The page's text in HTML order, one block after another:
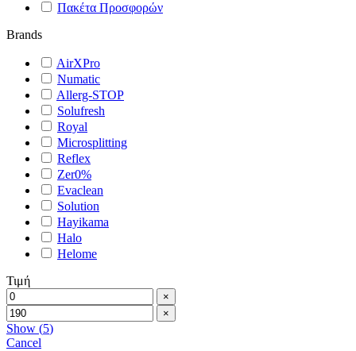
Πακέτα Προσφορών
Brands
AirXPro
Numatic
Allerg-STOP
Solufresh
Royal
Microsplitting
Reflex
Zer0%
Evaclean
Solution
Hayikama
Halo
Helome
Τιμή
×
×
Show (5)
Cancel